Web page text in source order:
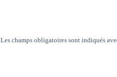
Les champs obligatoires sont indiqués